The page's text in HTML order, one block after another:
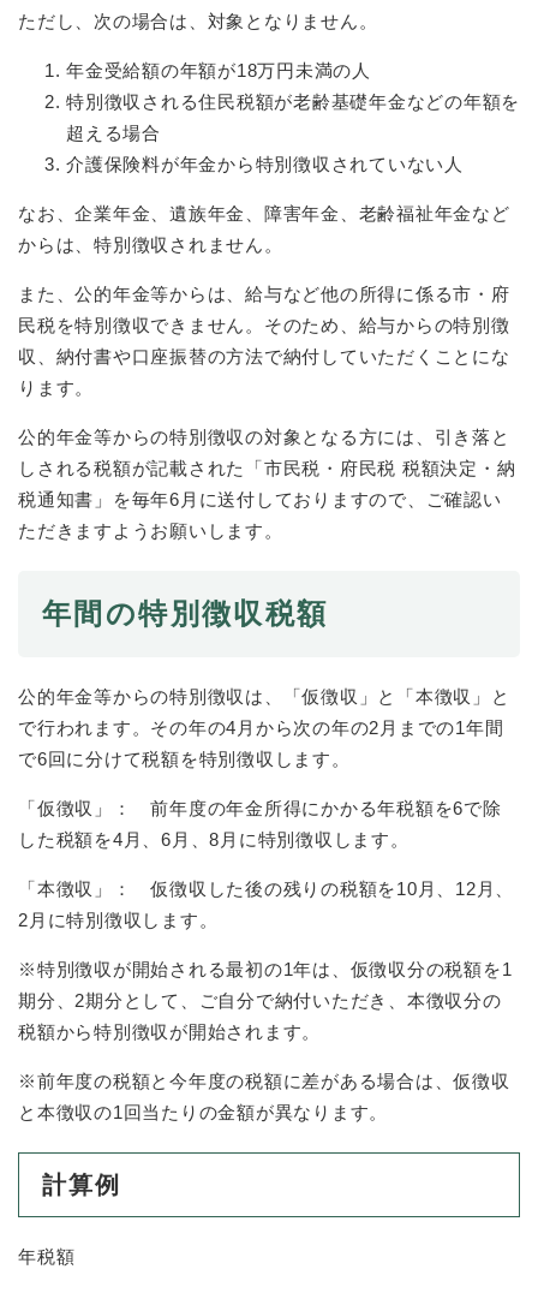
相談窓口
イベント・施設予約
防災・安全
防
災
安
全
の
ュ
ー
を
ひ
ら
子育て・教育
子
育
て
育
メ
ニ
ュ
ひ
・
医
療
メ
ー
を
ら
スポーツ・文化
ス
ポ
ー
文
化
ニ
ュ
ー
ひ
ら
く
まちづくり・環境
づ
・
境
の
ニ
ュ
を
く
しごと・産業
と
・
業
メ
ニ
ー
ら
く
市
政
報
ニ
ュ
ー
ひ
ら
く
ただし、次の場合は、対象となりません。
年金受給額の年額が18万円未満の人
特別徴収される住民税額が老齢基礎年金などの年額を
超える場合
介護保険料が年金から特別徴収されていない人
なお、企業年金、遺族年金、障害年金、老齢福祉年金など
からは、特別徴収されません。
また、公的年金等からは、給与など他の所得に係る市・府
民税を特別徴収できません。そのため、給与からの特別徴
収、納付書や口座振替の方法で納付していただくことにな
ります。
公的年金等からの特別徴収の対象となる方には、引き落と
しされる税額が記載された「市民税・府民税 税額決定・納
税通知書」を毎年6月に送付しておりますので、ご確認い
ただきますようお願いします。
年間の特別徴収税額
公的年金等からの特別徴収は、「仮徴収」と「本徴収」と
で行われます。その年の4月から次の年の2月までの1年間
で6回に分けて税額を特別徴収します。
「仮徴収」： 前年度の年金所得にかかる年税額を6で除
した税額を4月、6月、8月に特別徴収します。
「本徴収」： 仮徴収した後の残りの税額を10月、12月、
2月に特別徴収します。
※特別徴収が開始される最初の1年は、仮徴収分の税額を1
期分、2期分として、ご自分で納付いただき、本徴収分の
税額から特別徴収が開始されます。
※前年度の税額と今年度の税額に差がある場合は、仮徴収
と本徴収の1回当たりの金額が異なります。
計算例
年税額